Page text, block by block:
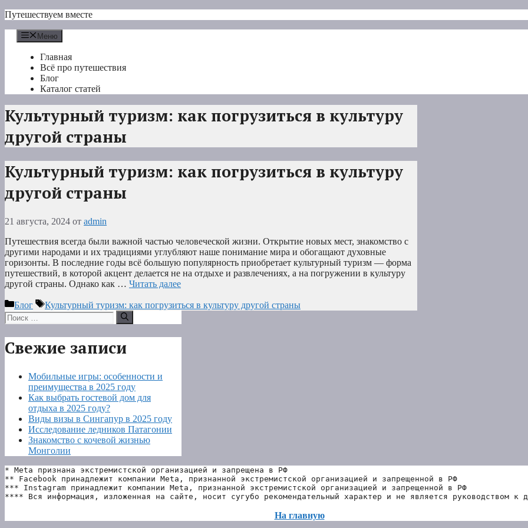
Перейти
содержимому
Путешествуем вместе
Меню
Главная
Всё про путешествия
Блог
Каталог статей
Культурный туризм: как погрузиться в культуру
другой страны
Культурный туризм: как погрузиться в культуру
другой страны
21 августа, 2024 от admin
Путешествия всегда были важной частью человеческой жизни. Открытие новых мест, знакомство с
другими народами и их традициями углубляют наше понимание мира и обогащают духовные
горизонты. В последние годы всё большую популярность приобретает культурный туризм — форма
путешествий, в которой акцент делается не на отдыхе и развлечениях, а на погружении в культуру
другой страны. Однако как … Читать далее
Рубрики
Блог Метки
Культурный туризм: как погрузиться в культуру другой страны
Поиск:
Свежие записи
Мобильные игры: особенности и
преимущества в 2025 году
Как выбрать гостевой дом для
отдыха в 2025 году?
Виды визы в Сингапур в 2025 году
Исследование ледников Патагонии
Знакомство с кочевой жизнью
Монголии
* Meta признана экстремистской организацией и запрещена в РФ
** Facebook принадлежит компании Meta, признанной экстремистской организацией и запрещенной в РФ
*** Instagram принадлежит компании Meta, признанной экстремистской организацией и запрещенной в РФ
**** Вся информация, изложенная на сайте, носит сугубо рекомендательный характер и не является руководством к
На главную